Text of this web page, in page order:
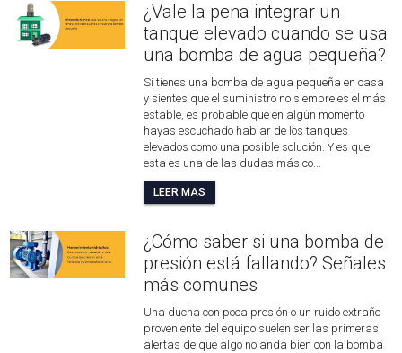
¿Vale la pena integrar un
tanque elevado cuando se usa
una bomba de agua pequeña?
Si tienes una bomba de agua pequeña en casa
y sientes que el suministro no siempre es el más
estable, es probable que en algún momento
hayas escuchado hablar de los tanques
elevados como una posible solución. Y es que
esta es una de las dudas más co...
LEER MAS
¿Cómo saber si una bomba de
presión está fallando? Señales
más comunes
Una ducha con poca presión o un ruido extraño
proveniente del equipo suelen ser las primeras
alertas de que algo no anda bien con la bomba